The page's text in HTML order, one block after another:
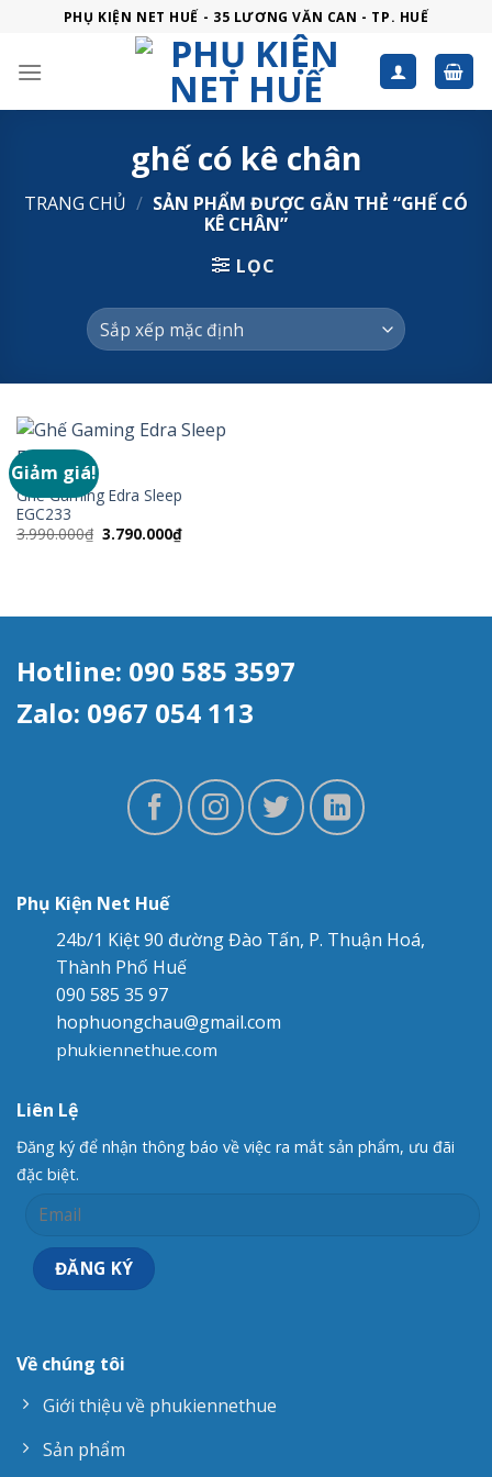
content
PHỤ KIỆN NET HUẾ - 35 LƯƠNG VĂN CAN - TP. HUẾ
ghế có kê chân
TRANG CHỦ / SẢN PHẨM ĐƯỢC GẮN THẺ “GHẾ CÓ
KÊ CHÂN”
LỌC
Giảm giá!
Ghế Gaming Edra Sleep
EGC233
3.990.000₫ Giá
gốc
3.790.000₫Giá
hiện
Hotline: 090 585 3597
Zalo: 0967 054 113
Phụ Kiện Net Huế
24b/1 Kiệt 90 đường Đào Tấn, P. Thuận Hoá,
Thành Phố Huế
090 585 35 97
hophuongchau@gmail.com
phukiennethue.com
Về chúng tôi
Giới thiệu về phukiennethue
Sản phẩm
Liên Lệ
Đăng ký để nhận thông báo về việc ra mắt sản phẩm, ưu đãi
đặc biệt.